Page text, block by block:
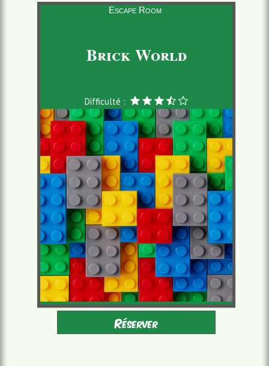
Escape Room
Brick World
Difficulté :
Adultes - Enfants 8-16
2 à 6 joueurs
à partir de 22,00 €/pers. 60 minutes
Réserver